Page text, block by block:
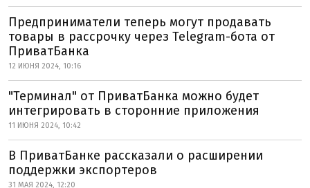
Предприниматели теперь могут продавать
товары в рассрочку через Telegram-бота от
ПриватБанка
12 ИЮНЯ 2024, 10:16
"Терминал" от ПриватБанка можно будет
интегрировать в сторонние приложения
11 ИЮНЯ 2024, 10:42
В ПриватБанке рассказали о расширении
поддержки экспортеров
31 МАЯ 2024, 12:20